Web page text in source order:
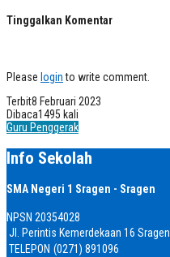
Tinggalkan Komentar
Please loginto write comment.
Terbit8 Februari 2023
Dibaca1495 kali
Guru Penggerak
Info Sekolah
SMA Negeri 1 Sragen - Sragen
NPSN 20354028
Jl. Perintis Kemerdekaan 16 Sragen
TELEPON (0271) 891096